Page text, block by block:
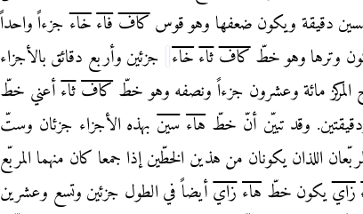
دقيقة ويكون ضعفها وهو قوس كاف فاء خاء جزءاً واحداً
وترها وهو خطّ كاف ثاء خاء
جزئين وأربع دقائق بالأجزاء
المركز مائة وعشرون جزءاً ونصفه وهو خطّ كاف ثاء أعني خطّ
وقد تبيّن أنّ خطّ هاء سين بهذه الأجزاء جزئان وستّ
اللذان يكونان من هذين الخطّين إذا جمعا كان منهما المربّع
زاي يكون خطّ هاء زاي أيضاً في الطول جزئين وتسع وعشرين